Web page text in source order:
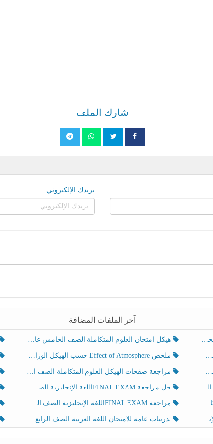
شارك الملف
بريدك الإلكتروني
آخر الملفات المضافة
هيكل امتحان العلوم المتكاملة الصف الخامس عام الفصل الدراسي الثالث 2025-2026
ملخص Effect of Atmosphere حسب الهيكل الوزاري العلوم المتكاملة الصف الخامس انسبير الفصل الثالث
مراجعة صفحات الهيكل العلوم المتكاملة الصف الخامس انسبير الفصل الثالث
حل مراجعة FINAL EXAMاللغة الإنجليزية الصف الخامس الفصل الثالث
مراجعة FINAL EXAMاللغة الإنجليزية الصف الخامس الفصل الثالث
تدريبات عامة للامتحان اللغة العربية الصف الرابع الفصل الثالث